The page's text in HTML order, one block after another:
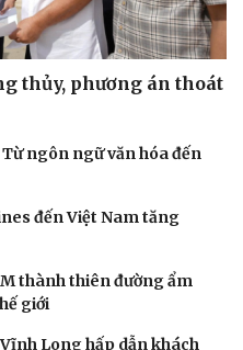
thủy, phương án thoát
ngôn ngữ văn hóa đến
đến Việt Nam tăng
thành thiên đường ẩm
giới
Long hấp dẫn khách